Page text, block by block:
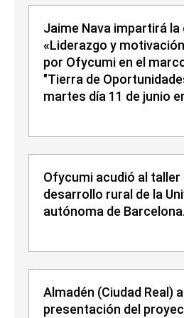
Jaime Nava impartirá la
«Liderazgo y
por Ofycumi en el
"Tierra de
martes día 11 de junio
Ofycumi acudió al taller
desarrollo rural de la
autónoma de Barcelona.
Almadén (Ciudad Real)
presentación del